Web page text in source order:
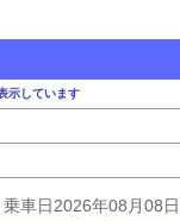
示しています
乗車日2026年08月08日